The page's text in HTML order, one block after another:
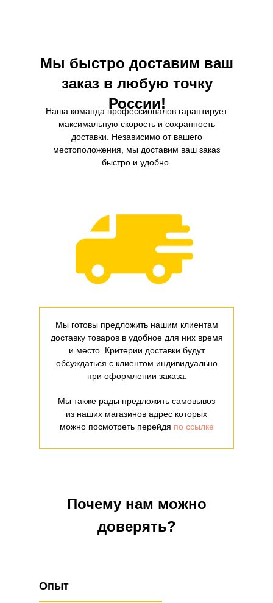
Мы быстро доставим ваш
заказ в любую точку
России!
Мы готовы предложить нашим клиентам
доставку товаров в удобное для них время
и место. Критерии доставки будут
обсуждаться с клиентом индивидуально
при оформлении заказа.
Мы также рады предложить самовывоз
из наших магазинов адрес которых
можно посмотреть перейдя по ссылке
Наша команда профессионалов гарантирует
максимальную скорость и сохранность
доставки. Независимо от вашего
местоположения, мы доставим ваш заказ
быстро и удобно.
Почему нам можно
доверять?
Опыт